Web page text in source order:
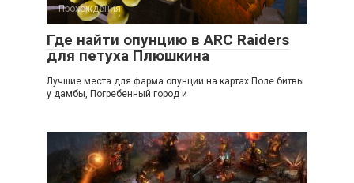
Прохождения
Где найти опунцию в ARC Raiders
для петуха Плюшкина
Лучшие места для фарма опунции на картах Поле битвы
у дамбы, Погребенный город и